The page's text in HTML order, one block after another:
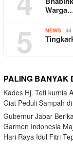
5 NEWS 44
PALING BANYAK
Kades Hj. Teti kurnia
Giat Peduli Sampah
Gubernur Jabar
Garmen Indonesia
Hari Raya Idul Fitri